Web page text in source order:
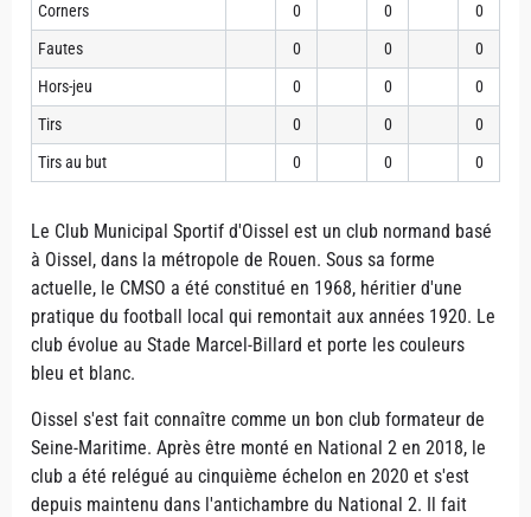
Corners
0 0
0
Fautes
0 0
0
Hors-jeu
0 0
0
Tirs
0 0
0
Tirs au but
0 0 0
Le Club Municipal Sportif d'Oissel est un club normand basé
à Oissel, dans la métropole de Rouen. Sous sa forme
actuelle, le CMSO a été constitué en 1968, héritier d'une
pratique du football local qui remontait aux années 1920. Le
club évolue au Stade Marcel-Billard et porte les couleurs
bleu et blanc.
Oissel s'est fait connaître comme un bon club formateur de
Seine-Maritime. Après être monté en National 2 en 2018, le
club a été relégué au cinquième échelon en 2020 et s'est
depuis maintenu dans l'antichambre du National 2. Il fait